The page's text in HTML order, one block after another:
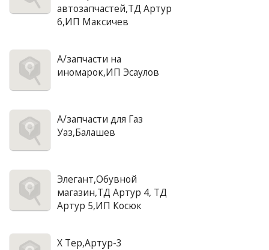
автозапчастей,ТД Артур
6,ИП Максичев
А/запчасти на
иномарок,ИП Эсаулов
А/запчасти для Газ
Уаз,Балашев
Элегант,Обувной
магазин,ТД Артур 4, ТД
Артур 5,ИП Косюк
X Tep,Артур-3